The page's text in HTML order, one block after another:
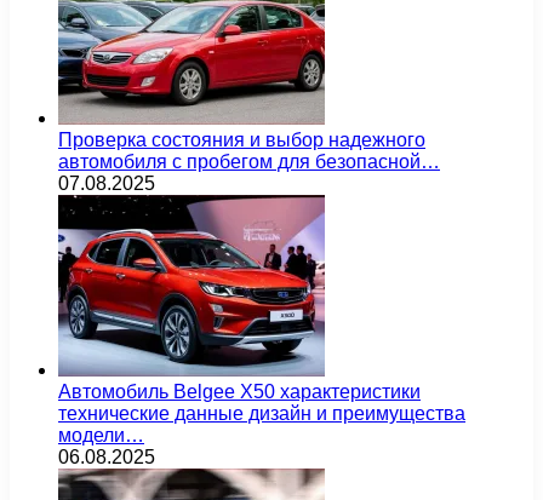
Проверка состояния и выбор надежного
автомобиля с пробегом для безопасной…
07.08.2025
Автомобиль Belgee X50 характеристики
технические данные дизайн и преимущества
модели…
06.08.2025